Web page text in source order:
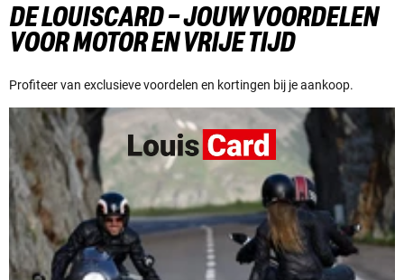
DE LOUISCARD – JOUW VOORDELEN
VOOR MOTOR EN VRIJE TIJD
Profiteer van exclusieve voordelen en kortingen bij je aankoop.